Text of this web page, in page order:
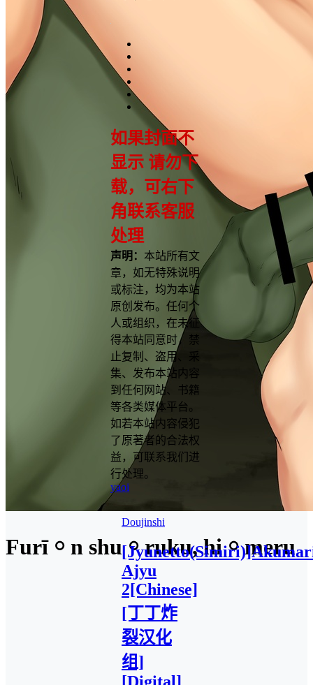
Furī ￮ n shu ￮ ruku, hi ￮ meru
如果封面不
显示 请勿下
载，可右下
角联系客服
处理
声明： 本站所有文
章，如无特殊说明
或标注，均为本站
原创发布。任何个
人或组织，在未征
得本站同意时，禁
止复制、盗用、采
集、发布本站内容
到任何网站、书籍
等各类媒体平台。
如若本站内容侵犯
了原著者的合法权
益，可联系我们进
行处理。
yaoi
Doujinshi
Ajyu
2[Chinese]
[丁丁炸
裂汉化
组]
[Digital]